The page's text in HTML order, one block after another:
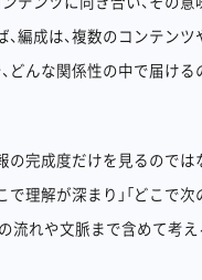
、編成は、複数のコンテン
どんな関係性の中で届け
完成度だけを見るのでは
で理解が深まり」「どこで
流れや文脈まで含めて考え